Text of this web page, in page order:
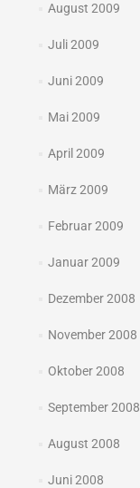
August 2009
Juli 2009
Juni 2009
Mai 2009
April 2009
März 2009
Februar 2009
Januar 2009
Dezember 2008
November 2008
Oktober 2008
September 2008
August 2008
Juni 2008